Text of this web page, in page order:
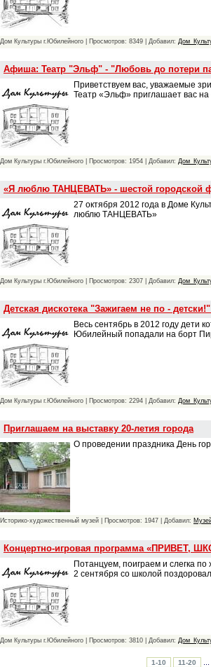
Дом Культуры г.Юбилейного | Просмотров: 8349 | Добавил:
Афиша: Театр "Эльф" - "Любовь до потери
Приветствуем вас, уважаемые
Театр «Эльф» приглашает вас на
Дом Культуры г.Юбилейного | Просмотров: 1954 | Добавил:
«Я люблю ТАНЦЕВАТЬ» - шестой городской
27 октября 2012 года в Доме
люблю ТАНЦЕВАТЬ»
Дом Культуры г.Юбилейного | Просмотров: 2307 | Добавил:
Детская дискотека "Зажигаем не по -
Весь сентябрь в 2012 году дети
Юбилейный попадали на борт
Дом Культуры г.Юбилейного | Просмотров: 2294 | Добавил:
Приглашаем на выставку 20-летия города
О проведении праздника День
Историко-художественный музей | Просмотров: 1947 | Добавил:
Концертно-игровая программа «ПРИВЕТ,
Потанцуем, поиграем и слегка
2 сентября со школой
Дом Культуры г.Юбилейного | Просмотров: 3810 | Добавил:
1-10 11-20